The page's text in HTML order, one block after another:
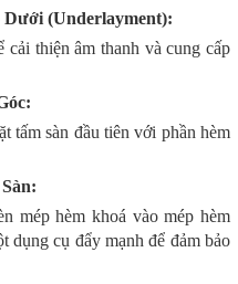
(Underlayment):
thiện âm thanh và cung cấp
tấm sàn đầu tiên với phần hèm
mép hèm khoá vào mép hèm
dụng cụ đẩy mạnh để đảm bảo